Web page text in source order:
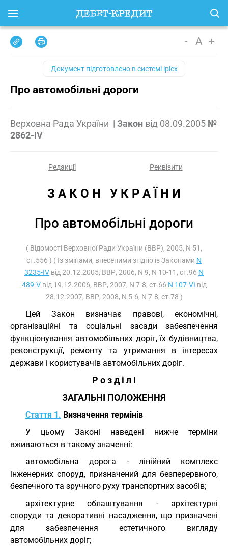
- A +
Документ підготовлено всистемі iplex
Про автомобільні дороги
Верховна Рада України | Закон від 08.09.2005 №
2862-IV
Редакції Реквізити
З А К О Н   У К Р А Ї Н И
Про автомобільні дороги
( Відомості Верховної Ради України (ВВР), 2005, N 51,
ст.556 ) ( Із змінами, внесеними згідно із Законами N
3235-IV від 20.12.2005, ВВР, 2006, N 9, N 10-11, ст.96 N
489-Vвід 19.12.2006, ВВР, 2007, N 7-8, ст.66 N 107-VI від
28.12.2007, ВВР, 2008, N 5-6, N 7-8, ст.78 )
Цей Закон визначає правові, економічні,
організаційні та соціальні засади забезпечення
функціонування автомобільних доріг, їх будівництва,
реконструкції, ремонту та утримання в інтересах
держави і користувачів автомобільних доріг.
Р о з д і л I
ЗАГАЛЬНІ ПОЛОЖЕННЯ
Стаття 1. Визначення термінів
У цьому Законі наведені нижче терміни
вживаються в такому значенні:
автомобільна дорога - лінійний комплекс
інженерних споруд, призначений для безперервного,
безпечного та зручного руху транспортних засобів;
архітектурне облаштування - архітектурні
споруди та декоративні насадження, що призначені
для забезпечення естетичного вигляду
автомобільних доріг;